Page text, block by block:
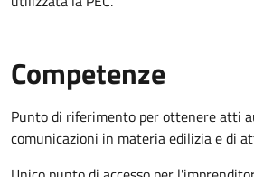
Competenze
Punto di riferimento per ottenere atti
comunicazioni in materia edilizia e di